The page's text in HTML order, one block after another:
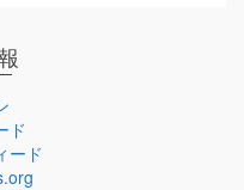
ド
ード